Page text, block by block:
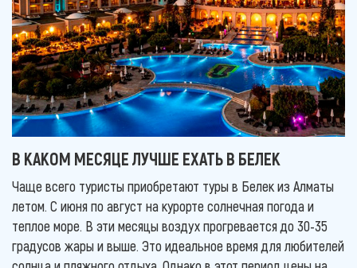
В КАКОМ МЕСЯЦЕ ЛУЧШЕ ЕХАТЬ В БЕЛЕК
Чаще всего туристы приобретают туры в Белек из Алматы
летом. С июня по август на курорте солнечная погода и
теплое море. В эти месяцы воздух прогревается до 30-35
градусов жары и выше. Это идеальное время для любителей